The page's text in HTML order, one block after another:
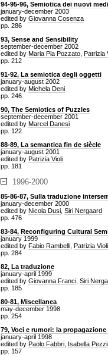
94-95-96, Semiotica dei nuovi
january-december 2003
edited by Giovanna Cosenza
pp. 286
93, Sense and Sensibility
september-december 2002
edited by Maria Pia Pozzato Patrizia
pp. 212
91-92, La semiotica degli oggetti
january-august 2002
edited by Michela Deni
pp. 246
90, The Semiotics of Puzzles
september-december 2001
edited by Marcel Danesi
pp. 122
88-89, La semantica fin de siècle
january-august 2001
edited by Patrizia Violi
pp. 181
1996-2000
85-86-87, Sulla traduzione
january-december 2000
edited by Nicola Dusi Siri Nergaard
pp. 476
83-84, Reconfiguring Cultural
january 1999
edited by Fabio Rambelli Patrizia Violi
pp. 284
82, La traduzione
january-april 1999
edited by Giovanna Franci Siri
pp. 185
80-81, Miscellanea
may-december 1998
pp. 254
79, Voci e rumori: la propagazione
january-april 1998
edited by Paolo Fabbri Isabella
pp. 157